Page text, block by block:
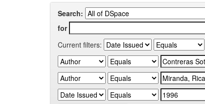
Search:
for
Current filters: